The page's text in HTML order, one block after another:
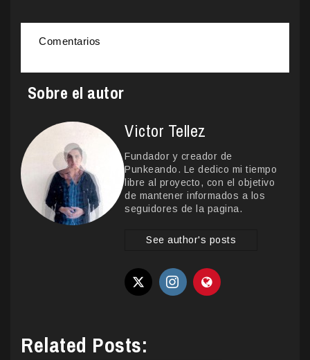
Comentarios
Sobre el autor
Victor Tellez
Fundador y creador de
Punkeando. Le dedico mi tiempo
libre al proyecto, con el objetivo
de mantener informados a los
seguidores de la pagina.
See author's posts
Related Posts: